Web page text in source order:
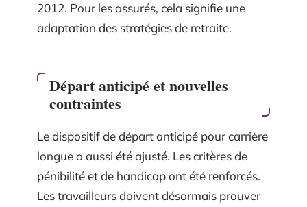
2012. Pour les assurés, cela signifie une
adaptation des stratégies de retraite.
Départ anticipé et nouvelles
contraintes
Le dispositif de départ anticipé pour carrière
longue a aussi été ajusté. Les critères de
pénibilité et de handicap ont été renforcés.
Les travailleurs doivent désormais prouver